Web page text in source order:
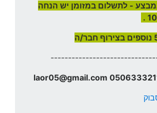
- לתשלום במזומן יש הנחה